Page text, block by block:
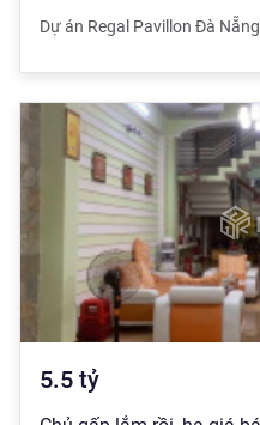
Dự án Regal Pavillon Đà Nẵng
5.5 tỷ